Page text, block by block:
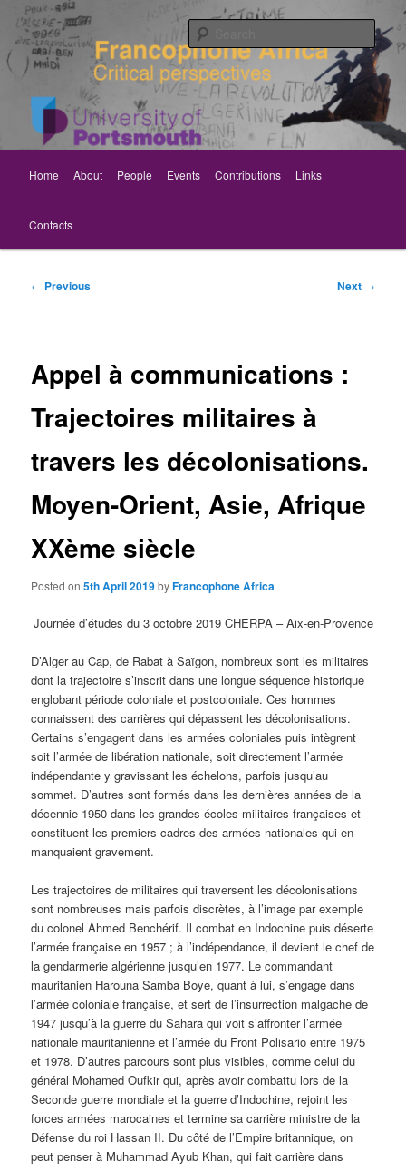
primary
content Rethinking Francophone Africa
Critical perspectives
Home About People Events Contributions Links
Contacts
Post
← Previous Next →
Appel à communications :
Trajectoires militaires à
travers les décolonisations.
Moyen-Orient, Asie, Afrique
XXème siècle
Posted on5th April 2019byFrancophone Africa
Journée d’études du 3 octobre 2019 CHERPA – Aix-en-Provence
D’Alger au Cap, de Rabat à Saïgon, nombreux sont les militaires
dont la trajectoire s’inscrit dans une longue séquence historique
englobant période coloniale et postcoloniale. Ces hommes
connaissent des carrières qui dépassent les décolonisations.
Certains s’engagent dans les armées coloniales puis intègrent
soit l’armée de libération nationale, soit directement l’armée
indépendante y gravissant les échelons, parfois jusqu’au
sommet. D’autres sont formés dans les dernières années de la
décennie 1950 dans les grandes écoles militaires françaises et
constituent les premiers cadres des armées nationales qui en
manquaient gravement.
Les trajectoires de militaires qui traversent les décolonisations
sont nombreuses mais parfois discrètes, à l’image par exemple
du colonel Ahmed Benchérif. Il combat en Indochine puis déserte
l’armée française en 1957 ; à l’indépendance, il devient le chef de
la gendarmerie algérienne jusqu’en 1977. Le commandant
mauritanien Harouna Samba Boye, quant à lui, s’engage dans
l’armée coloniale française, et sert de l’insurrection malgache de
1947 jusqu’à la guerre du Sahara qui voit s’affronter l’armée
nationale mauritanienne et l’armée du Front Polisario entre 1975
et 1978. D’autres parcours sont plus visibles, comme celui du
général Mohamed Oufkir qui, après avoir combattu lors de la
Seconde guerre mondiale et la guerre d’Indochine, rejoint les
forces armées marocaines et termine sa carrière ministre de la
Défense du roi Hassan II. Du côté de l’Empire britannique, on
peut penser à Muhammad Ayub Khan, qui fait carrière dans